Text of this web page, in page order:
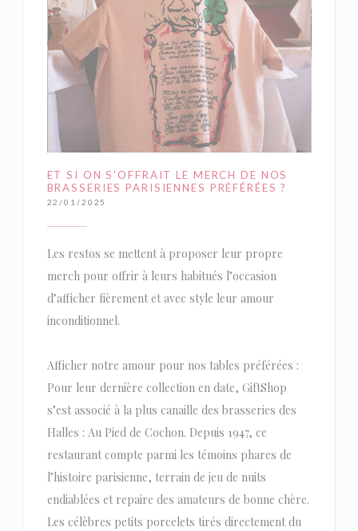
ET SI ON S’OFFRAIT LE MERCH DE NOS
BRASSERIES PARISIENNES PRÉFÉRÉES ?
22/01/2025
Les restos se mettent à proposer leur propre
merch pour offrir à leurs habitués l’occasion
d’afficher fièrement et avec style leur amour
inconditionnel.
Afficher notre amour pour nos tables préférées :
Pour leur dernière collection en date, GiftShop
s’est associé à la plus canaille des brasseries des
Halles : Au Pied de Cochon. Depuis 1947, ce
restaurant compte parmi les témoins phares de
l’histoire parisienne, terrain de jeu de nuits
endiablées et repaire des amateurs de bonne chère.
Les célèbres petits porcelets tirés directement du